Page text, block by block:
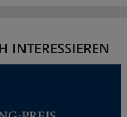
INTERESSIEREN